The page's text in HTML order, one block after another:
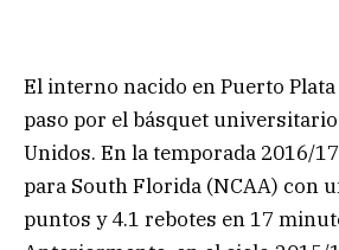
El interno nacido en Puerto
paso por el básquet
Unidos. En la temporada 2016/
para South Florida (NCAA) con
puntos y 4.1 rebotes en 17